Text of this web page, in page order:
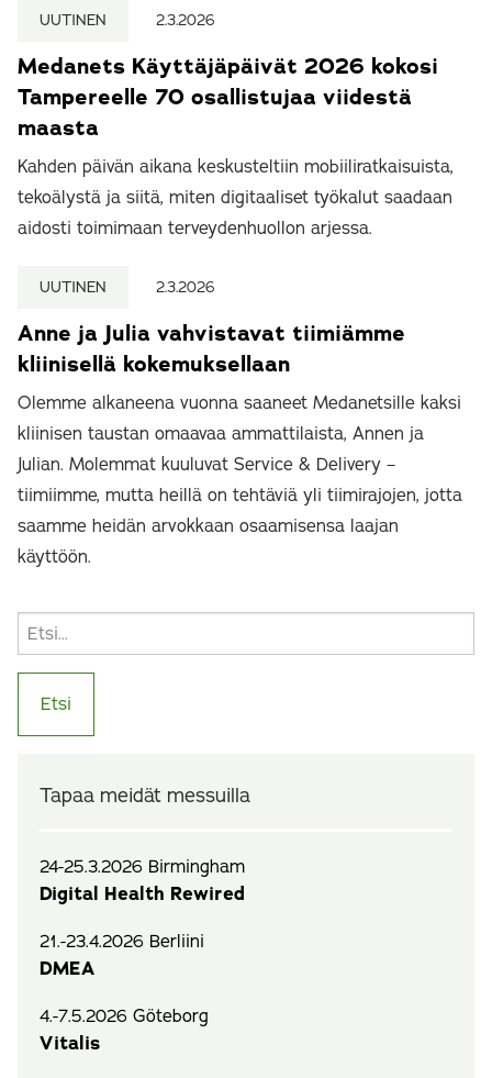
UUTINEN 2.3.2026
Medanets Käyttäjäpäivät 2026 kokosi
Tampereelle 70 osallistujaa viidestä
maasta
Kahden päivän aikana keskusteltiin mobiiliratkaisuista,
tekoälystä ja siitä, miten digitaaliset työkalut saadaan
aidosti toimimaan terveydenhuollon arjessa.
UUTINEN 2.3.2026
Anne ja Julia vahvistavat tiimiämme
kliinisellä kokemuksellaan
Olemme alkaneena vuonna saaneet Medanetsille kaksi
kliinisen taustan omaavaa ammattilaista, Annen ja
Julian. Molemmat kuuluvat Service & Delivery –
tiimiimme, mutta heillä on tehtäviä yli tiimirajojen, jotta
saamme heidän arvokkaan osaamisensa laajan
käyttöön.
Tapaa meidät messuilla
24-25.3.2026 Birmingham
Digital Health Rewired
21.-23.4.2026 Berliini
DMEA
4.-7.5.2026 Göteborg
Vitalis